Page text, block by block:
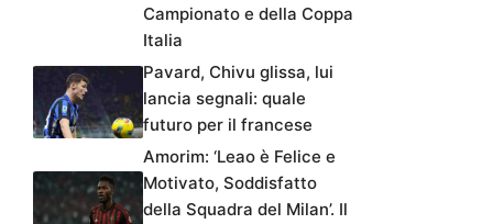
Campionato e della Coppa
Italia
Pavard, Chivu glissa, lui
lancia segnali: quale
futuro per il francese
Amorim: ‘Leao è Felice e
Motivato, Soddisfatto
della Squadra del Milan’. Il